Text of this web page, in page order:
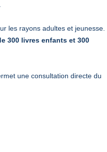
les rayons adultes et jeunesse.
300 livres enfants et 300
une consultation directe du